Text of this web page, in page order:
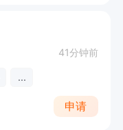
41分钟前
...
申请